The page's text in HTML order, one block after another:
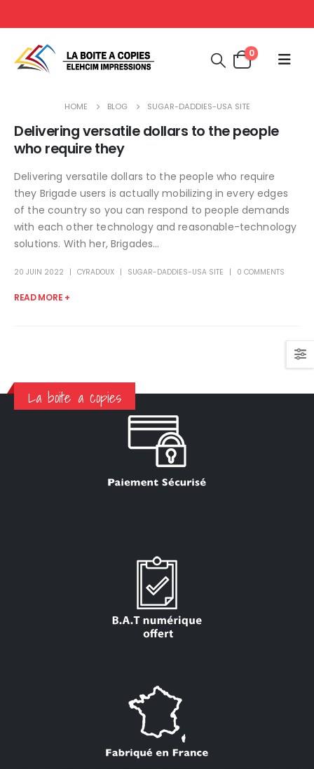
0
HOME BLOG SUGAR-DADDIES-USA SITE
Delivering versatile dollars to the people
who require they
Delivering versatile dollars to the people who require
they Brigade users is actually mobilizing in every edges
of the country so you can respond to people demands
with each other technology and reasonable-technology
solutions. With her, Brigades...
20 JUIN 2022 CYRADOUX SUGAR-DADDIES-USA SITE 0 COMMENTS
READ MORE +
La boite a copies